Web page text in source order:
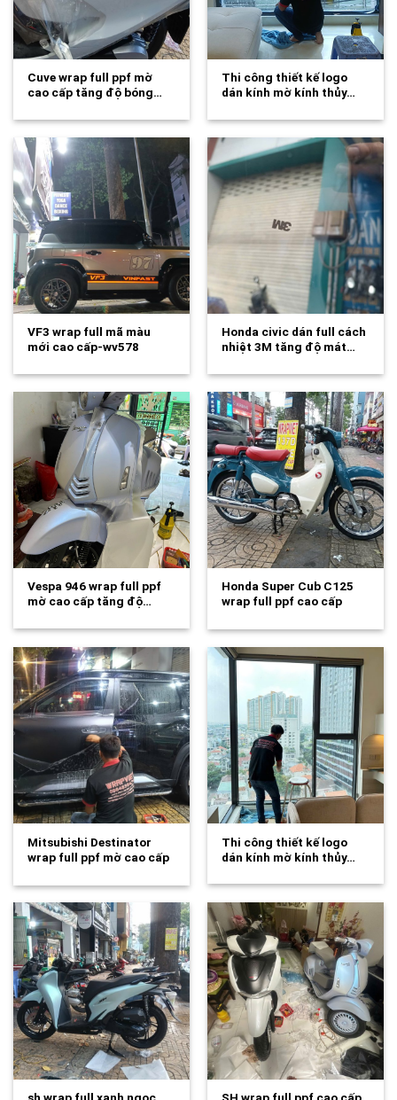
Cuve wrap full ppf mờ
cao cấp tăng độ bóng…
Thi công thiết kế logo
dán kính mờ kính thủy…
VF3 wrap full mã màu
mới cao cấp-wv578
Honda civic dán full cách
nhiệt 3M tăng độ mát…
Vespa 946 wrap full ppf
mờ cao cấp tăng độ…
Honda Super Cub C125
wrap full ppf cao cấp
Mitsubishi Destinator
wrap full ppf mờ cao cấp
Thi công thiết kế logo
dán kính mờ kính thủy…